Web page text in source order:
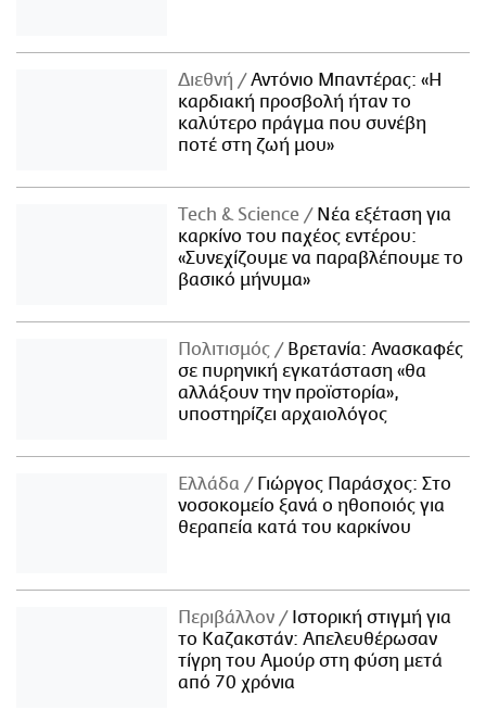
Διεθνή
Αντόνιο Μπαντέρας: «Η
καρδιακή προσβολή ήταν το
καλύτερο πράγμα που συνέβη
ποτέ στη ζωή μου»
Τech & Science
Νέα εξέταση για
καρκίνο του παχέος εντέρου:
«Συνεχίζουμε να παραβλέπουμε το
βασικό μήνυμα»
Πολιτισμός
Βρετανία: Ανασκαφές
σε πυρηνική εγκατάσταση «θα
αλλάξουν την προϊστορία»,
υποστηρίζει αρχαιολόγος
Ελλάδα
Γιώργος Παράσχος: Στο
νοσοκομείο ξανά ο ηθοποιός για
θεραπεία κατά του καρκίνου
Περιβάλλον
Ιστορική στιγμή για
το Καζακστάν: Απελευθέρωσαν
τίγρη του Αμούρ στη φύση μετά
από 70 χρόνια